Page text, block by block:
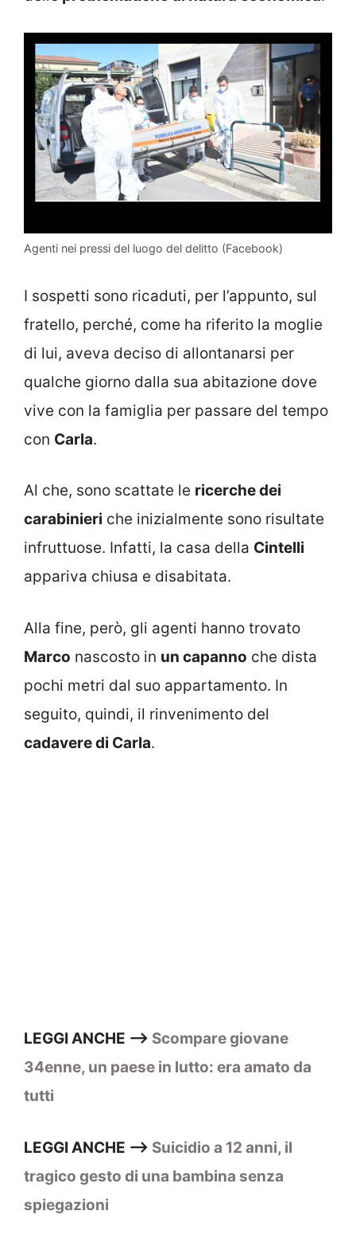
Agenti nei pressi del luogo del delitto (Facebook)
I sospetti sono ricaduti, per l’appunto, sul
fratello, perché, come ha riferito la moglie
di lui, aveva deciso di allontanarsi per
qualche giorno dalla sua abitazione dove
vive con la famiglia per passare del tempo
con Carla.
Al che, sono scattate le ricerche dei
carabinieri che inizialmente sono risultate
infruttuose. Infatti, la casa della Cintelli
appariva chiusa e disabitata.
Alla fine, però, gli agenti hanno trovato
Marco nascosto in un capanno che dista
pochi metri dal suo appartamento. In
seguito, quindi, il rinvenimento del
cadavere di Carla.
LEGGI ANCHE –> Scompare giovane
34enne, un paese in lutto: era amato da
tutti
LEGGI ANCHE –> Suicidio a 12 anni, il
tragico gesto di una bambina senza
spiegazioni